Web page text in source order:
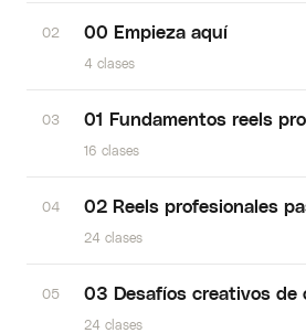
02 00 Empieza aquí
4 clases
03 01 Fundamentos reels pro
16 clases
04 02 Reels profesionales
24 clases
05 03 Desafíos creativos de
24 clases